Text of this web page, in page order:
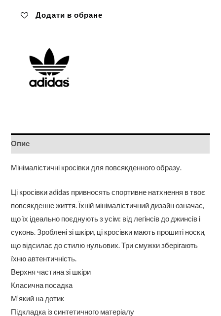
Додати в обране
Опис
Мінімалістичні кросівки для повсякденного образу.
Ці кросівки adidas привносять спортивне натхнення в твоє
повсякденне життя. Їхній мінімалістичний дизайн означає,
що їх ідеально поєднують з усім: від легінсів до джинсів і
суконь. Зроблені зі шкіри, ці кросівки мають прошиті носки,
що відсилає до стилю нульових. Три смужки зберігають
їхню автентичність.
Верхня частина зі шкіри
Класична посадка
М’який на дотик
Підкладка із синтетичного матеріалу